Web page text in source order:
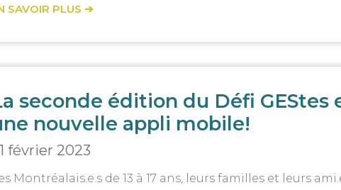
SAVOIR PLUS ➔
seconde édition du Défi GEStes
nouvelle appli mobile!
février 2023
Montréalais.e.s de 13 à 17 ans, leurs familles et leurs